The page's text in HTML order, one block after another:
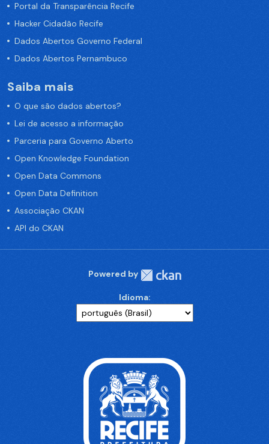
Portal da Transparência Recife
Hacker Cidadão Recife
Dados Abertos Governo Federal
Dados Abertos Pernambuco
Saiba mais
O que são dados abertos?
Lei de acesso a informação
Parceria para Governo Aberto
Open Knowledge Foundation
Open Data Commons
Open Data Definition
Associação CKAN
API do CKAN
Powered by
Idioma